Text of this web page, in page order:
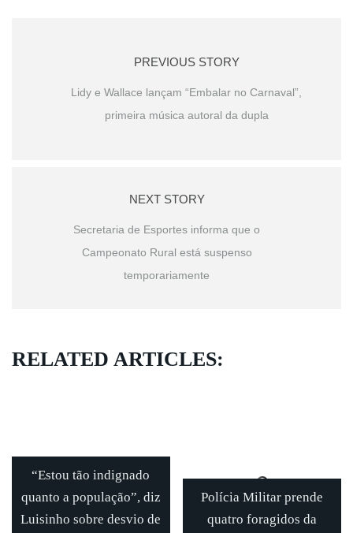
PREVIOUS STORY
Lidy e Wallace lançam “Embalar no Carnaval”,
primeira música autoral da dupla
NEXT STORY
Secretaria de Esportes informa que o
Campeonato Rural está suspenso
temporariamente
RELATED ARTICLES:
“Estou tão indignado
quanto a população”, diz
Luisinho sobre desvio de
Polícia Militar prende
quatro foragidos da